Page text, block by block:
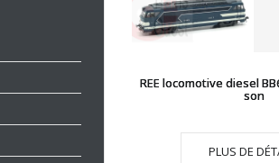
REE locomotive diesel
son
PLUS DE